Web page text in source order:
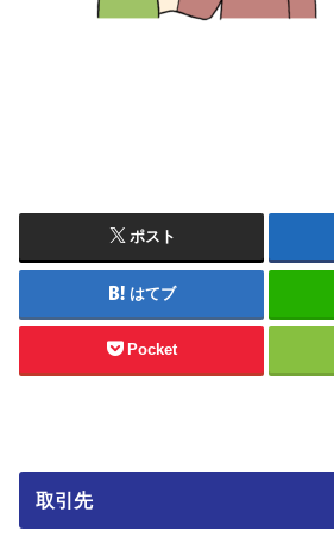
ポスト
はてブ
Pocket
取引先